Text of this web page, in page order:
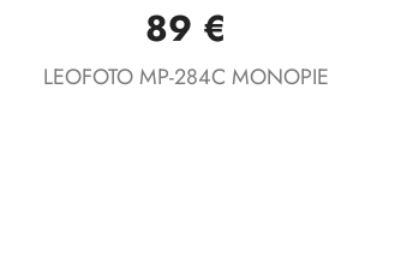
Vista rápida
89 €
LEOFOTO MP-284C MONOPIE